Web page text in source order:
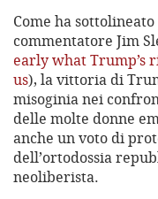
Come ha
commentatore Jim
early what Trump’s
us), la vittoria di
misoginia nei
delle molte donne
anche un voto di
dell’ortodossia
neoliberista.